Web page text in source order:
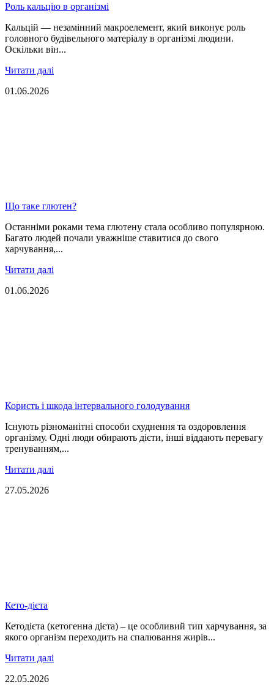
Роль кальцію в організмі
Кальцій — незамінний макроелемент, який виконує роль
головного будівельного матеріалу в організмі людини.
Оскільки він...
Читати далі
01.06.2026
Що таке глютен?
Останніми роками тема глютену стала особливо популярною.
Багато людей почали уважніше ставитися до свого
харчування,...
Читати далі
01.06.2026
Користь і шкода інтервального голодування
Існують різноманітні способи схуднення та оздоровлення
організму. Одні люди обирають дієти, інші віддають перевагу
тренуванням,...
Читати далі
27.05.2026
Кето-дієта
Кетодієта (кетогенна дієта) – це особливий тип харчування, за
якого організм переходить на спалювання жирів...
Читати далі
22.05.2026